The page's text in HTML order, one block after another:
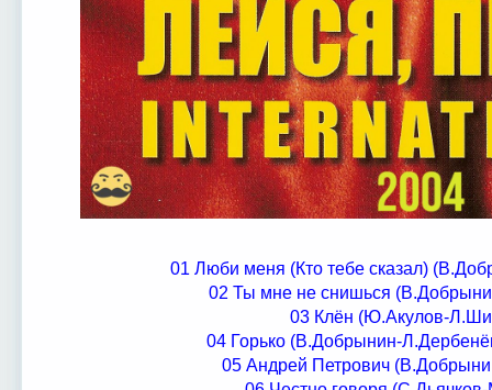
01 Люби меня (Кто тебе сказал)
02 Ты мне не снишься
03 Клён (Ю.Акулов-
04 Горько (В.Добрынин-
05 Андрей Петрович